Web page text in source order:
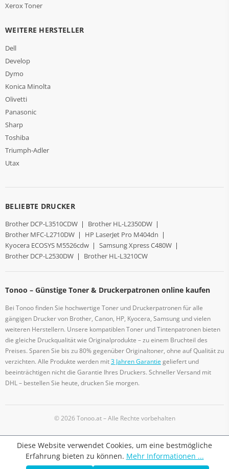
Xerox Toner
WEITERE HERSTELLER
Dell
Develop
Dymo
Konica Minolta
Olivetti
Panasonic
Sharp
Toshiba
Triumph-Adler
Utax
BELIEBTE DRUCKER
Brother DCP-L3510CDW | Brother HL-L2350DW |
Brother MFC-L2710DW | HP LaserJet Pro M404dn |
Kyocera ECOSYS M5526cdw | Samsung Xpress C480W |
Brother DCP-L2530DW | Brother HL-L3210CW
Tonoo – Günstige Toner & Druckerpatronen online kaufen
Bei Tonoo finden Sie hochwertige Toner und Druckerpatronen für alle
gängigen Drucker von Brother, Canon, HP, Kyocera, Samsung und vielen
weiteren Herstellern. Unsere kompatiblen Toner und Tintenpatronen bieten
die gleiche Druckqualität wie Originalprodukte – zu einem Bruchteil des
Preises. Sparen Sie bis zu 80% gegenüber Originaltoner, ohne auf Qualität zu
verzichten. Alle Produkte werden mit3 Jahren Garantiegeliefert und
beeinträchtigen nicht die Garantie Ihres Druckers. Schneller Versand mit
DHL – bestellen Sie heute, drucken Sie morgen.
© 2026 Tonoo.at – Alle Rechte vorbehalten
Diese Website verwendet Cookies, um eine bestmögliche
Erfahrung bieten zu können. Mehr Informationen ...